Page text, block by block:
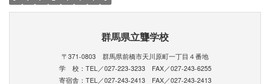
群馬県立聾学校
〒371-0803 群馬県前橋市天川原町一丁目４番地
学 校：TEL／027-223-3233 FAX／027-243-6255
寄宿舎：TEL／027-243-2413 FAX／027-243-2413